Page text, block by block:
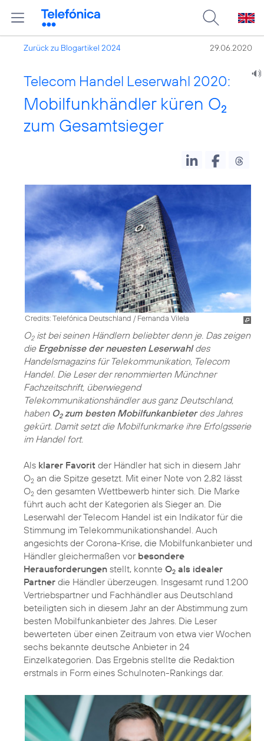
Zurück zu Blogartikel 2024 29.06.2020
Telecom Handel Leserwahl 2020:
Mobilfunkhändler küren O2
zum Gesamtsieger
Credits: Telefónica Deutschland / Fernanda Vilela
O2ist bei seinen Händlern beliebter denn je. Das zeigen
die Ergebnisse der neuesten Leserwahldes
Handelsmagazins für Telekommunikation, Telecom
Handel. Die Leser der renommierten Münchner
Fachzeitschrift, überwiegend
Telekommunikationshändler aus ganz Deutschland,
haben O2zum besten Mobilfunkanbieterdes Jahres
gekürt. Damit setzt die Mobilfunkmarke ihre Erfolgsserie
im Handel fort.
Als klarer Favorit der Händler hat sich in diesem Jahr
O2 an die Spitze gesetzt. Mit einer Note von 2,82 lässt
O2 den gesamten Wettbewerb hinter sich. Die Marke
führt auch acht der Kategorien als Sieger an. Die
Leserwahl der Telecom Handel ist ein Indikator für die
Stimmung im Telekommunikationshandel. Auch
angesichts der Corona-Krise, die Mobilfunkanbieter und
Händler gleichermaßen vor besondere
Herausforderungen stellt, konnte O2 als idealer
Partner die Händler überzeugen. Insgesamt rund 1.200
Vertriebspartner und Fachhändler aus Deutschland
beteiligten sich in diesem Jahr an der Abstimmung zum
besten Mobilfunkanbieter des Jahres. Die Leser
bewerteten über einen Zeitraum von etwa vier Wochen
sechs bekannte deutsche Anbieter in 24
Einzelkategorien. Das Ergebnis stellte die Redaktion
erstmals in Form eines Schulnoten-Rankings dar.